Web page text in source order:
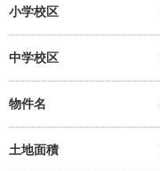
小学校区
中学校区
物件名
土地面積